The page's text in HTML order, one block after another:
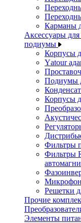
Карманы
Аксессуары
подиумы
Корпусы
Yаtour
Подиумы
Корпусы
Фильтры
Фильтры
Решетки
Прочие
Элементы